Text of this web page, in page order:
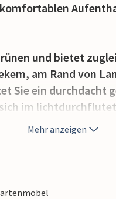
und bietet
am Rand von
Sie ein durchdacht
im
Einrichtung,
die gut
am großen
direkt auf die
Mehr anzeigen